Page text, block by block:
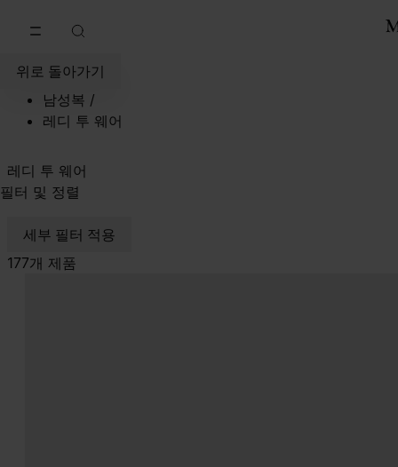
위로 돌아가기
남성복 /
레디 투 웨어
레디 투 웨어
필터 및 정렬
세부 필터 적용
177개 제품